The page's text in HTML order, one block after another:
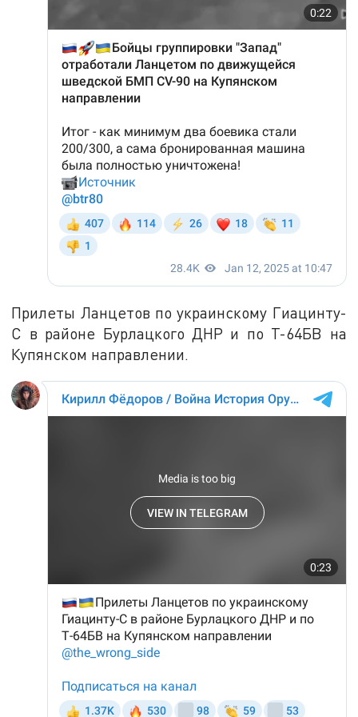
Прилеты Ланцетов по украинскому Гиацинту-
С в районе Бурлацкого ДНР и по Т-64БВ на
Купянском направлении.